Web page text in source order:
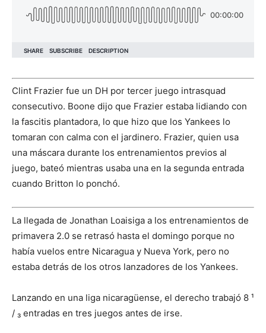
Clint Frazier fue un DH por tercer juego intrasquad
consecutivo. Boone dijo que Frazier estaba lidiando con
la fascitis plantadora, lo que hizo que los Yankees lo
tomaran con calma con el jardinero. Frazier, quien usa
una máscara durante los entrenamientos previos al
juego, bateó mientras usaba una en la segunda entrada
cuando Britton lo ponchó.
La llegada de Jonathan Loaisiga a los entrenamientos de
primavera 2.0 se retrasó hasta el domingo porque no
había vuelos entre Nicaragua y Nueva York, pero no
estaba detrás de los otros lanzadores de los Yankees.
Lanzando en una liga nicaragüense, el derecho trabajó 8 ¹
/ ₃ entradas en tres juegos antes de irse.